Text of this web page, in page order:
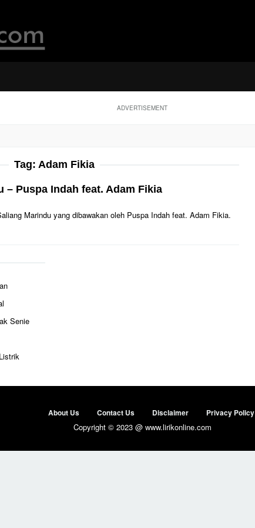
ADVERTISEMENT
Tag: Adam Fikia
– Puspa Indah feat. Adam Fikia
Marindu yang dibawakan oleh Puspa Indah feat. Adam Fikia.
Senie
About Us Contact Us Disclaimer Privacy Policy
Copyright © 2023 @ www.lirikonline.com